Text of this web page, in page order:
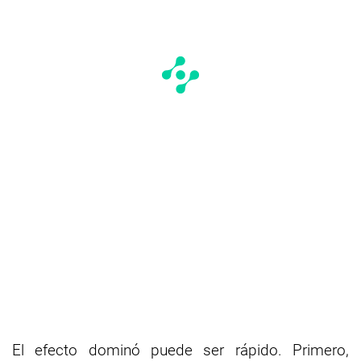
El efecto dominó puede ser rápido. Primero,